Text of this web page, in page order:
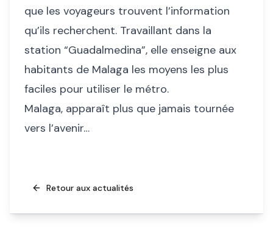
que les voyageurs trouvent l’information
qu’ils recherchent. Travaillant dans la
station “Guadalmedina”, elle enseigne aux
habitants de Malaga les moyens les plus
faciles pour utiliser le métro.
Malaga, apparaît plus que jamais tournée
vers l’avenir…
Retour aux actualités